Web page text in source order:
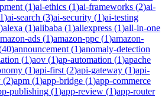
(1)ai-ethics (1)ai-frameworks (2)ai-
1)ai-search (3)ai-security (1)ai-testing
)alexa (1)alibaba (1)aliexpress (1)all-in-one
ads (1)amazon-ppc (1)amazon-
40)announcement (1)anomaly-detection
(1)aov (1)ap-automation (1)apache
(1)api-first (2)api-gateway (1)api-
(2)apm (1)app-bridge (1)app-commerce
publishing (1)app-review (1)app-router